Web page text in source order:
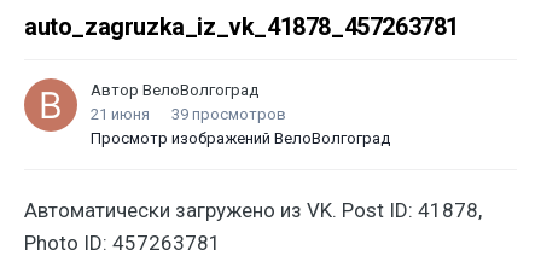
auto_zagruzka_iz_vk_41878_457263781
Автор ВелоВолгоград
21 июня
39 просмотров
Просмотр изображений ВелоВолгоград
Автоматически загружено из VK. Post ID: 41878,
Photo ID: 457263781